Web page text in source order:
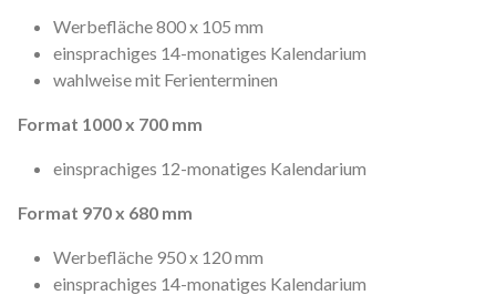
Werbefläche 800 x 105 mm
einsprachiges 14-monatiges Kalendarium
wahlweise mit Ferienterminen
Format 1000 x 700 mm
einsprachiges 12-monatiges Kalendarium
Format 970 x 680 mm
Werbefläche 950 x 120 mm
einsprachiges 14-monatiges Kalendarium